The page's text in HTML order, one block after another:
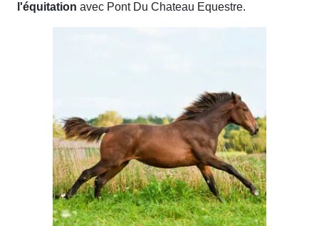
l'équitation avec Pont Du Chateau Equestre.